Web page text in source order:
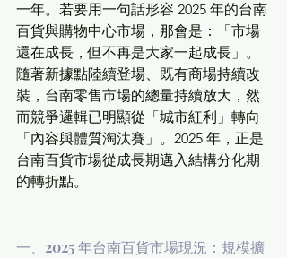
一年。若要用一句話形容 2025 年的台南
百貨與購物中心市場，那會是：「市場
還在成長，但不再是大家一起成長」。
隨著新據點陸續登場、既有商場持續改
裝，台南零售市場的總量持續放大，然
而競爭邏輯已明顯從「城市紅利」轉向
「內容與體質淘汰賽」。2025 年，正是
台南百貨市場從成長期邁入結構分化期
的轉折點。
一、2025 年台南百貨市場現況：規模擴